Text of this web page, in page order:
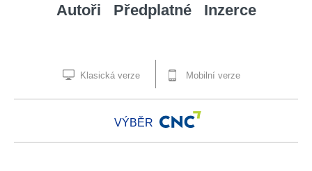
Autoři Předplatné Inzerce
Klasická verze Mobilní verze
VÝBĚR